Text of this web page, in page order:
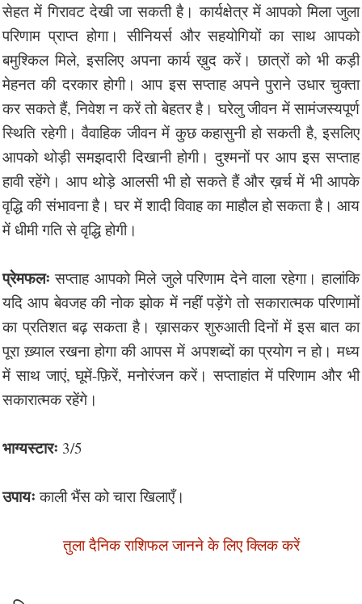
सेहत में गिरावट देखी जा सकती है। कार्यक्षेत्र में आपको मिला जुला
परिणाम प्राप्त होगा। सीनियर्स और सहयोगियों का साथ आपको
बमुश्किल मिले, इसलिए अपना कार्य ख़ुद करें। छात्रों को भी कड़ी
मेहनत की दरकार होगी। आप इस सप्ताह अपने पुराने उधार चुक्ता
कर सकते हैं, निवेश न करें तो बेहतर है। घरेलु जीवन में सामंजस्यपूर्ण
स्थिति रहेगी। वैवाहिक जीवन में कुछ कहासुनी हो सकती है, इसलिए
आपको थोड़ी समझदारी दिखानी होगी। दुश्मनों पर आप इस सप्ताह
हावी रहेंगे। आप थोड़े आलसी भी हो सकते हैं और ख़र्च में भी आपके
वृद्धि की संभावना है। घर में शादी विवाह का माहौल हो सकता है। आय
में धीमी गति से वृद्धि होगी।
प्रेमफलः सप्ताह आपको मिले जुले परिणाम देने वाला रहेगा। हालांकि
यदि आप बेवजह की नोक झोक में नहीं पड़ेंगे तो सकारात्मक परिणामों
का प्रतिशत बढ़ सकता है। ख़ासकर शुरुआती दिनों में इस बात का
पूरा ख़्याल रखना होगा की आपस में अपशब्दों का प्रयोग न हो। मध्य
में साथ जाएं, घूमें-फ़िरें, मनोरंजन करें। सप्ताहांत में परिणाम और भी
सकारात्मक रहेंगे।
भाग्यस्टारः 3/5
उपायः काली भैंस को चारा खिलाएँ।
तुला दैनिक राशिफल जानने के लिए क्लिक करें